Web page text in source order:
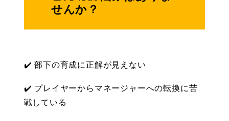
せんか？
✔️ 部下の育成に正解が見えない
✔️ プレイヤーからマネージャーへの転換に苦
戦している